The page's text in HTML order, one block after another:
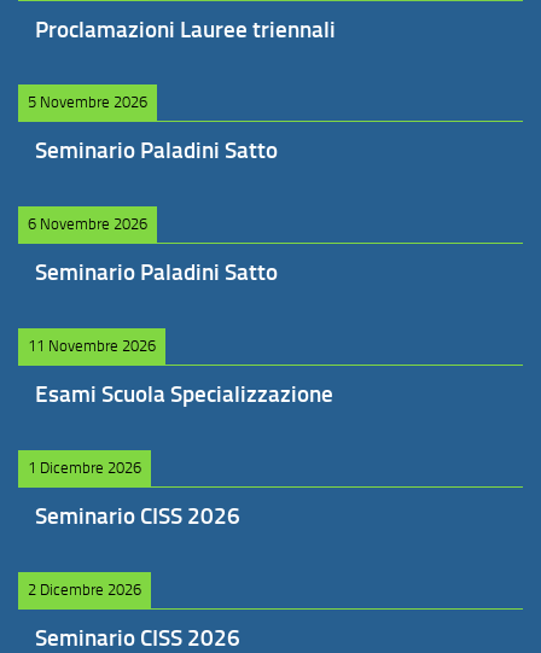
Proclamazioni Lauree triennali
5 Novembre 2026
Seminario Paladini Satto
6 Novembre 2026
Seminario Paladini Satto
11 Novembre 2026
Esami Scuola Specializzazione
1 Dicembre 2026
Seminario CISS 2026
2 Dicembre 2026
Seminario CISS 2026